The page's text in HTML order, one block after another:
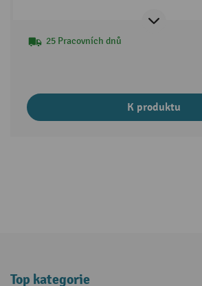
25 Pracovních dnů
K produktu
Top kategorie